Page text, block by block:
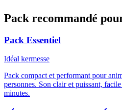
Pack recommandé
Pack Essentiel
Idéal kermesse
Pack compact et performant pour
personnes. Son clair et puissant,
minutes.